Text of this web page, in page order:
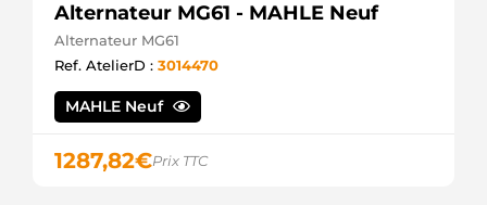
Alternateur MG61 - MAHLE Neuf
Alternateur MG61
Ref. AtelierD : 3014470
MAHLE Neuf
1287,82€Prix TTC